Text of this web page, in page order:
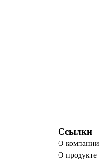
Ссылки
О компании
О продукте